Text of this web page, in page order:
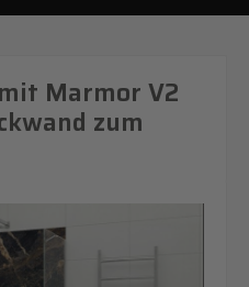
Marmor V2
zum